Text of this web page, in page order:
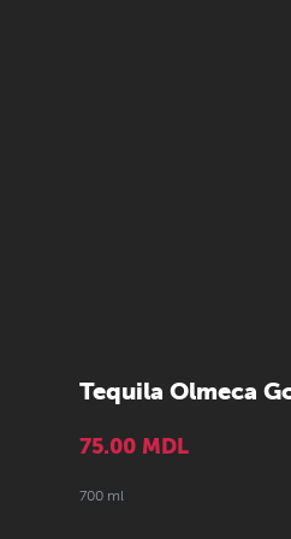
Tequila Olmeca
75.00 MDL
700 ml